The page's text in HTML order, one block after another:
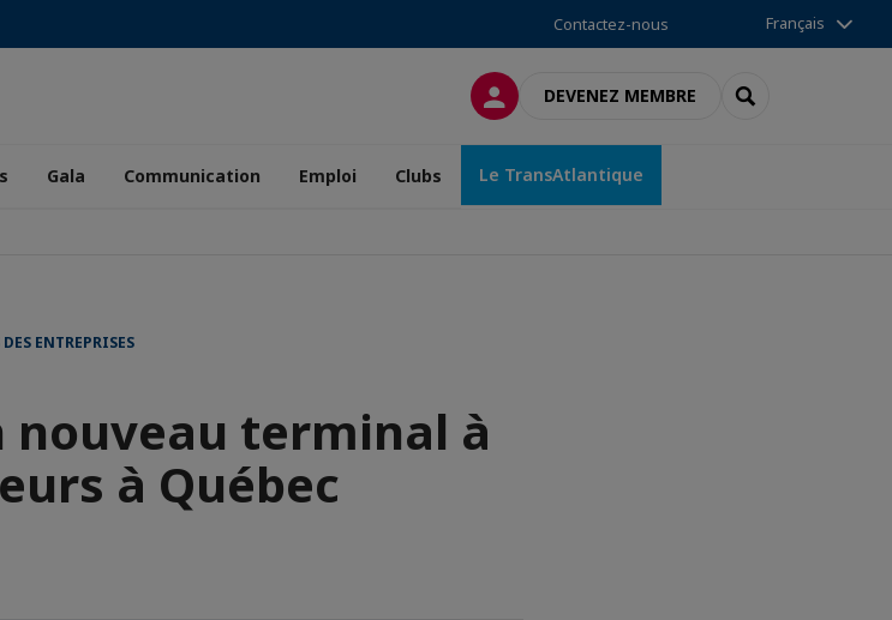
Contactez-nous Français
CONNEXIONDEVENEZ MEMBRE RECHERCHER
Gala Communication Emploi Clubs Le TransAtlantique
ENTREPRISES
nouveau terminal à
à Québec